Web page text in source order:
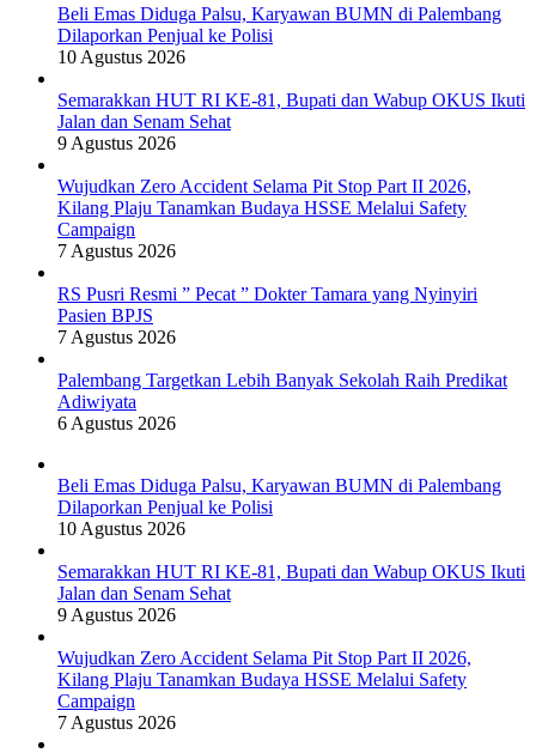
Beli Emas Diduga Palsu, Karyawan BUMN di Palembang
Dilaporkan Penjual ke Polisi
10 Agustus 2026
Semarakkan HUT RI KE-81, Bupati dan Wabup OKUS Ikuti
Jalan dan Senam Sehat
9 Agustus 2026
Wujudkan Zero Accident Selama Pit Stop Part II 2026,
Kilang Plaju Tanamkan Budaya HSSE Melalui Safety
Campaign
7 Agustus 2026
RS Pusri Resmi ” Pecat ” Dokter Tamara yang Nyinyiri
Pasien BPJS
7 Agustus 2026
Palembang Targetkan Lebih Banyak Sekolah Raih Predikat
Adiwiyata
6 Agustus 2026
Beli Emas Diduga Palsu, Karyawan BUMN di Palembang
Dilaporkan Penjual ke Polisi
10 Agustus 2026
Semarakkan HUT RI KE-81, Bupati dan Wabup OKUS Ikuti
Jalan dan Senam Sehat
9 Agustus 2026
Wujudkan Zero Accident Selama Pit Stop Part II 2026,
Kilang Plaju Tanamkan Budaya HSSE Melalui Safety
Campaign
7 Agustus 2026